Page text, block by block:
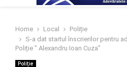
Home Local
Poliție
S-a dat startul înscrierilor pentru
Poliție ” Alexandru Ioan Cuza”
Poliție